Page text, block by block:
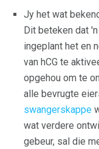
Jy het wat
Dit beteken dat
ingeplant het en
van hCG te
opgehou om te
alle bevrugte
swangerskappe
wat verdere
gebeur, sal die